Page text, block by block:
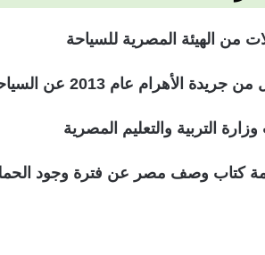
من الهيئة المصرية للسياحة
جريدة الأهرام عام 2013 عن السياحة فى مصر
التربية والتعليم المصرية
كتاب وصف مصر عن فترة وجود